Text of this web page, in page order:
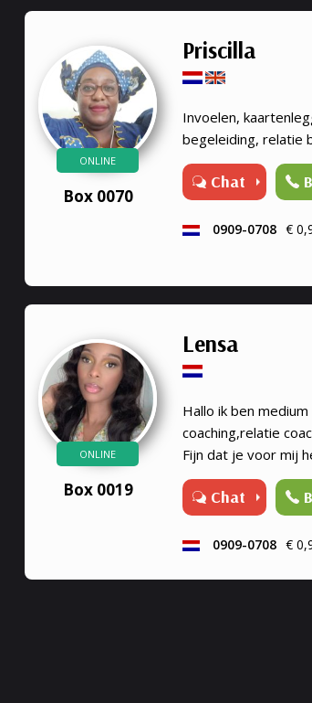
ONLINE
Box 0070
Priscilla
Invoelen,
begeleiding, relatie
Chat
0909-0708 €
ONLINE
Box 0019
Lensa
Hallo ik ben
coaching,relatie
Fijn dat je voor mij
welke situatie dan
ervaren medium
vinden.
Chat
0909-0708 €